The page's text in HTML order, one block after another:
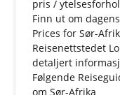
pris /
Finn ut om
Prices for Sør-
Reisenettstedet
detaljert
Følgende
om Sør-Afrika